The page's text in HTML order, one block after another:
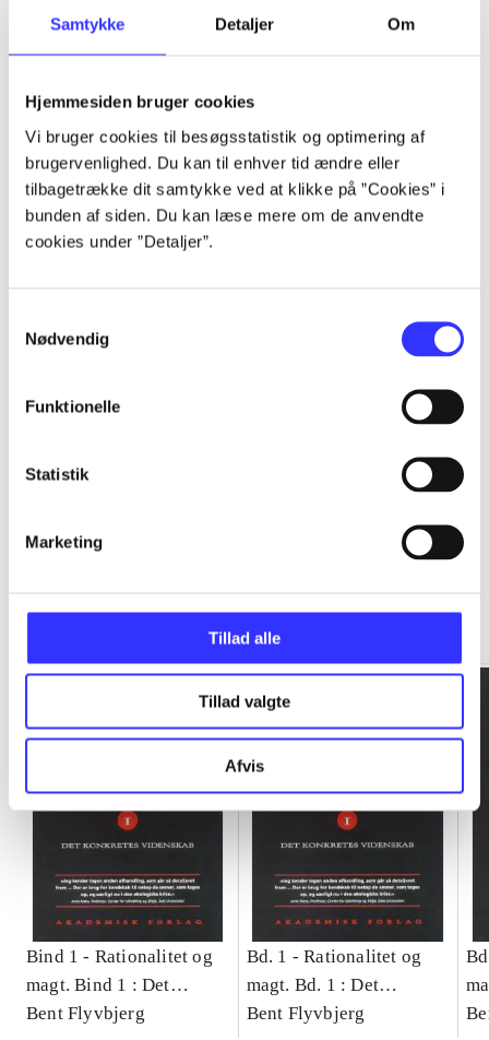
Samtykke Detaljer Om
Hjemmesiden bruger cookies
Vi bruger cookies til besøgsstatistik og optimering af
brugervenlighed. Du kan til enhver tid ændre eller
tilbagetrække dit samtykke ved at klikke på ”Cookies” i
bunden af siden. Du kan læse mere om de anvendte
cookies under ”Detaljer”.
Nødvendig
Funktionelle
Statistik
Marketing
Tillad alle
Tillad valgte
Afvis
Artikler
...
...
...
...
Gå til serien
Bind 1 - Rationalitet og
magt. Bind 1 : Det
konkretes videnskab
Bent Flyvbjerg
Bd. 1 -Rationalitet og
magt. Bd. 1 : Det
konkretes videnskab
Bent Flyvbjerg